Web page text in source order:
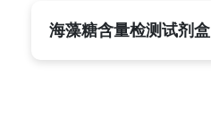
海藻糖含量检测试剂盒